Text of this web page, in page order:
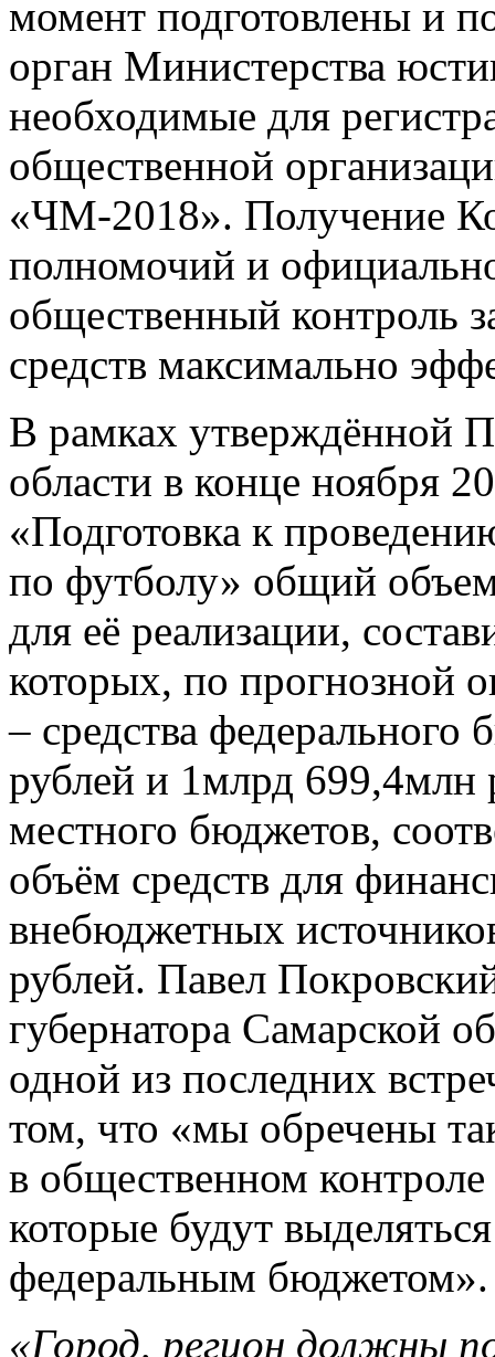
момент подготовлены и
орган Министерства
необходимые для
общественной
«ЧМ-2018». Получение
полномочий и
общественный контроль
средств максимально
В рамках утверждённой
области в конце ноября
«Подготовка к
по футболу» общий
для её реализации,
которых, по прогнозной
– средства
рублей и 1млрд 699,4млн
местного бюджетов,
объём средств для
внебюджетных
рублей. Павел
губернатора Самарской
одной из последних
том, что «мы обречены
в общественном контроле
которые будут
федеральным бюджетом».
«Город, регион должны